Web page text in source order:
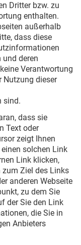
Dritter bzw. zu
enthalten.
außerhalb
dass diese
und deren
Verantwortung
Nutzung dieser
sind.
dass sie
Text oder
zeigt Ihnen
solchen Link
Link klicken,
zum Ziel des Links
anderen Webseite
zu dem Sie
der Sie den Link
die Sie in
Anbieters